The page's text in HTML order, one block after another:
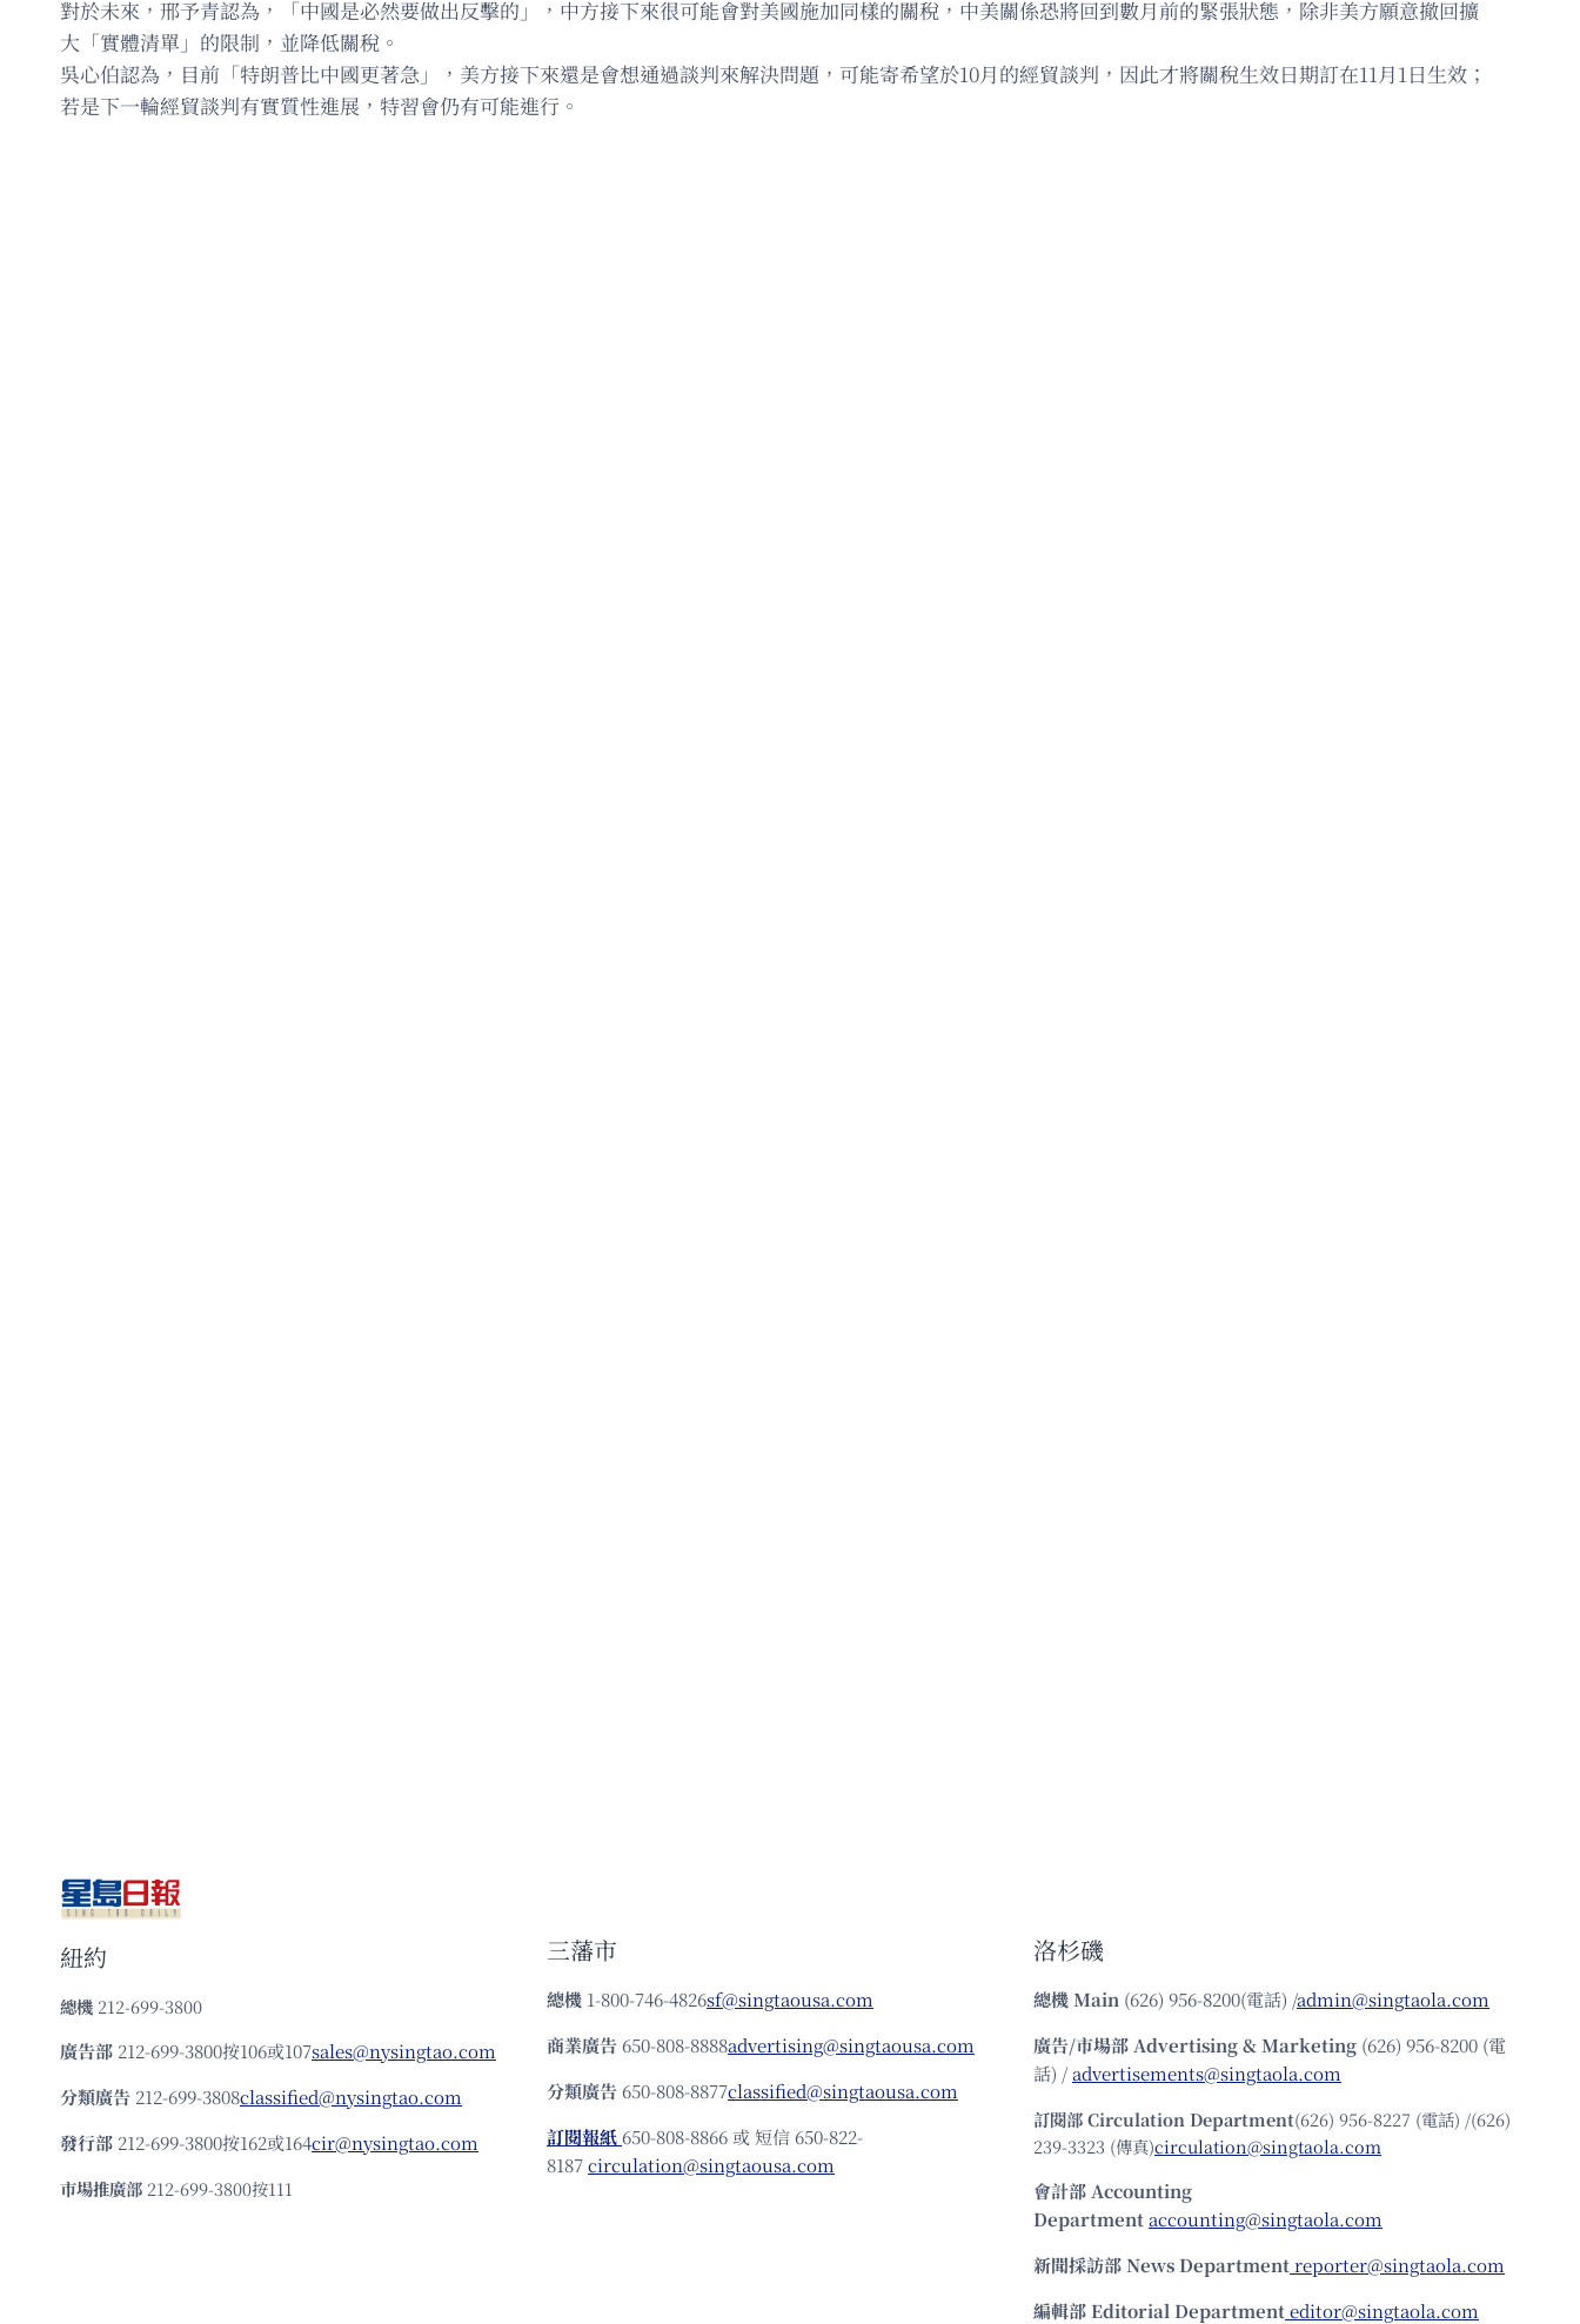
對於未來，邢予青認為，「中國是必然要做出反擊的」，中方接下來很可能會對美國施加同樣的關稅，中美關係恐將回到數月前的緊張狀態，除非美方願意撤回擴
大「實體清單」的限制，並降低關稅。
吳心伯認為，目前「特朗普比中國更著急」，美方接下來還是會想通過談判來解決問題，可能寄希望於10月的經貿談判，因此才將關稅生效日期訂在11月1日生效；
若是下一輪經貿談判有實質性進展，特習會仍有可能進行。
紐約
總機 212-699-3800
廣告部 212-699-3800按106或107sales@nysingtao.com
分類廣告 212-699-3808classified@nysingtao.com
發⾏部 212-699-3800按162或164cir@nysingtao.com
市場推廣部 212-699-3800按111
三藩市
總機 1-800-746-4826sf@singtaousa.com
商業廣告 650-808-8888advertising@singtaousa.com
分類廣告 650-808-8877classified@singtaousa.com
訂閱報紙 650-808-8866 或 短信 650-822-
8187circulation@singtaousa.com
洛杉磯
總機Main (626) 956-8200(電話) /admin@singtaola.com
廣告/市場部Advertising & Marketing (626) 956-8200 (電
話) /advertisements@singtaola.com
訂閱部 Circulation Department(626) 956-8227 (電話) /(626)
239-3323 (傳真)circulation@singtaola.com
會計部 Accounting
Departmentaccounting@singtaola.com
新聞採訪部 News Departmentreporter@singtaola.com
編輯部 Editorial Departmenteditor@singtaola.com